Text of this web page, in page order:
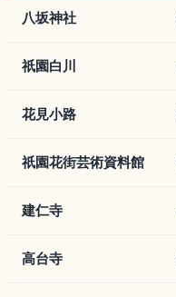
八坂神社
祇園白川
花見小路
祇園花街芸術資料館
建仁寺
高台寺